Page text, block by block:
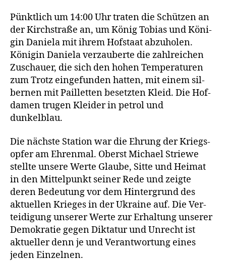
Pünkt­lich um 14:00 Uhr tra­ten die Schüt­zen an
der Kirch­stra­ße an, um König Tobi­as und Köni­
gin Danie­la mit ihrem Hof­staat abzu­ho­len.
Köni­gin Danie­la ver­zau­ber­te die zahl­rei­chen
Zuschau­er, die sich den hohen Tem­pe­ra­tu­ren
zum Trotz ein­ge­fun­den hat­ten, mit einem sil­
ber­nen mit Pail­let­ten besetz­ten Kleid. Die Hof­
da­men tru­gen Klei­der in petrol und
dunkelblau.
Die nächs­te Sta­ti­on war die Ehrung der Kriegs­
op­fer am Ehren­mal. Oberst Micha­el Strie­we
stell­te unse­re Wer­te Glau­be, Sit­te und Hei­mat
in den Mit­tel­punkt sei­ner Rede und zeig­te
deren Bedeu­tung vor dem Hin­ter­grund des
aktu­el­len Krie­ges in der Ukrai­ne auf. Die Ver­
tei­di­gung unse­rer Wer­te zur Erhal­tung unse­rer
Demo­kra­tie gegen Dik­ta­tur und Unrecht ist
aktu­el­ler denn je und Ver­ant­wor­tung eines
jeden Einzelnen.